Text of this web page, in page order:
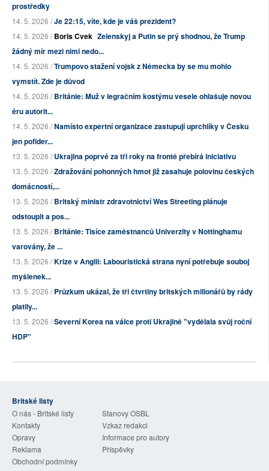
prostředky
14. 5. 2026 /Je 22:15, víte, kde je váš prezident?
14. 5. 2026 /Boris Cvek Zelenskyj a Putin se prý shodnou, že Trump
žádný mír mezi nimi nedo...
14. 5. 2026 /Trumpovo stažení vojsk z Německa by se mu mohlo
vymstít. Zde je důvod
14. 5. 2026 /Británie: Muž v legračním kostýmu vesele ohlašuje novou
éru autorit...
14. 5. 2026 /Namísto expertní organizace zastupují uprchlíky v Česku
jen pofider...
13. 5. 2026 /Ukrajina poprvé za tři roky na frontě přebírá iniciativu
13. 5. 2026 /Zdražování pohonných hmot již zasahuje polovinu českých
domácností,...
13. 5. 2026 /Britský ministr zdravotnictví Wes Streeting plánuje
odstoupit a pos...
13. 5. 2026 /Británie: Tisíce zaměstnanců Univerzity v Nottinghamu
varovány, že ...
13. 5. 2026 /Krize v Anglii: Labouristická strana nyní potřebuje souboj
myšlenek...
13. 5. 2026 /Průzkum ukázal, že tři čtvrtiny britských milionářů by rády
platily...
13. 5. 2026 /Severní Korea na válce proti Ukrajině "vydělala svůj roční
HDP"
Britské listy
O nás - Britské listy
Stanovy OSBL
Kontakty
Vzkaz redakci
Opravy
Informace pro autory
Reklama
Příspěvky
Obchodní podmínky